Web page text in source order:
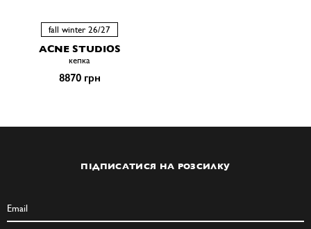
fall winter 26/27
ACNE STUDIOS
кепка
8870 грн
ПІДПИСАТИСЯ НА РОЗСИЛКУ